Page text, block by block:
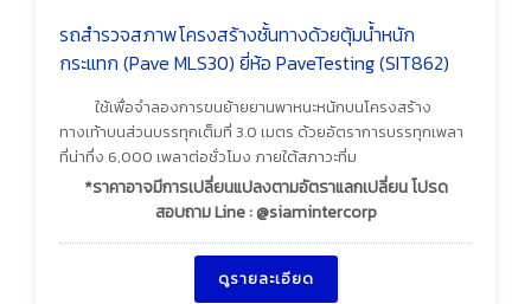
รถสำรวจสภาพโครงสร้างชั้นทางด้วยตุ้มน้ำหนัก
กระแทก (Pave MLS30) ยี่ห้อ PaveTesting (SIT862)
ใช้เพื่อจำลองการขนย้ายยานพาหนะหนักบนโครงสร้าง
ทางเท้าบนส่วนบรรทุกเต็มที่ 3.0 เมตร ด้วยอัตราการบรรทุกเพลา
ที่น่าทึ่ง 6,000 เพลาต่อชั่วโมง ภายใต้สภาวะที่ม
*ราคาอาจมีการเปลี่ยนแปลงตามอัตราแลกเปลี่ยน โปรด
สอบถาม Line : @siamintercorp
ดูรายละเอียด